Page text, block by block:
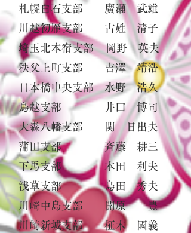
札幌白石支部 廣瀬 武雄
川越初雁支部 古姓 清子
埼玉北本宿支部 岡野 英夫
秩父上町支部 吉澤 靖浩
日本橋中央支部 水野 浩久
鳥越支部 井口 博司
大森八幡支部 関 日出夫
蒲田支部 斉藤 耕三
下馬支部 本田 利夫
浅草支部 島田 秀夫
川崎中島支部 開原 豊
川崎新城支部 柾木 國義